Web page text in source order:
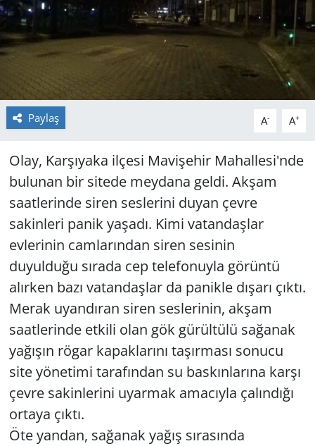
Paylaş A- A+
Olay, Karşıyaka ilçesi Mavişehir Mahallesi'nde
bulunan bir sitede meydana geldi. Akşam
saatlerinde siren seslerini duyan çevre
sakinleri panik yaşadı. Kimi vatandaşlar
evlerinin camlarından siren sesinin
duyulduğu sırada cep telefonuyla görüntü
alırken bazı vatandaşlar da panikle dışarı çıktı.
Merak uyandıran siren seslerinin, akşam
saatlerinde etkili olan gök gürültülü sağanak
yağışın rögar kapaklarını taşırması sonucu
site yönetimi tarafından su baskınlarına karşı
çevre sakinlerini uyarmak amacıyla çalındığı
ortaya çıktı.
Öte yandan, sağanak yağış sırasında
MAGAZİN
POLİTİKA
RESMİ İLANLAR
SAĞLIK
SİYASET
SPOR
Yerel